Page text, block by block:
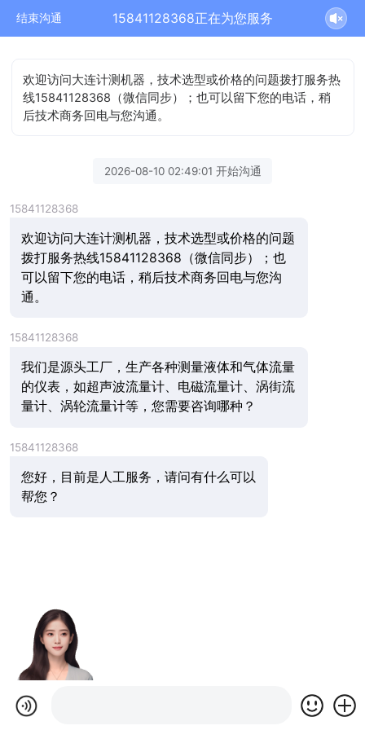
结束沟通 15841128368正在为您服务
欢迎访问大连计测机器，技术选型或价格的问题拨打服务热
线15841128368（微信同步）；也可以留下您的电话，稍
后技术商务回电与您沟通。
2026-08-10 02:49:01 开始沟通
15841128368
欢迎访问大连计测机器，技术选型或价格的问题
拨打服务热线15841128368（微信同步）；也
可以留下您的电话，稍后技术商务回电与您沟
通。
15841128368
我们是源头工厂，生产各种测量液体和气体流量
的仪表，如超声波流量计、电磁流量计、涡街流
量计、涡轮流量计等，您需要咨询哪种？
15841128368
您好，目前是人工服务，请问有什么可以
帮您？